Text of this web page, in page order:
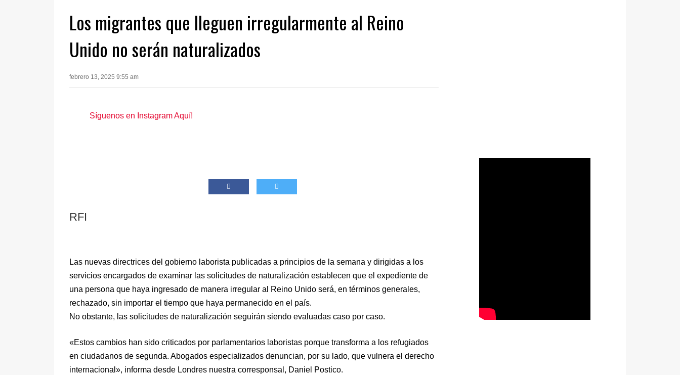
Los migrantes que lleguen irregularmente al Reino
Unido no serán naturalizados
febrero 13, 2025 9:55 am
Síguenos en Instagram Aquí!
RFI
Las nuevas directrices del gobierno laborista publicadas a principios de la semana y dirigidas a los
servicios encargados de examinar las solicitudes de naturalización establecen que el expediente de
una persona que haya ingresado de manera irregular al Reino Unido será, en términos generales,
rechazado, sin importar el tiempo que haya permanecido en el país.
No obstante, las solicitudes de naturalización seguirán siendo evaluadas caso por caso.
«Estos cambios han sido criticados por parlamentarios laboristas porque transforma a los refugiados
en ciudadanos de segunda. Abogados especializados denuncian, por su lado, que vulnera el derecho
internacional», informa desde Londres nuestra corresponsal, Daniel Postico.